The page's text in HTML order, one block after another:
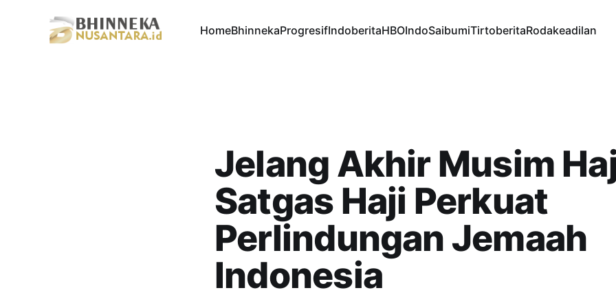
HomeBhinnekaProgresifIndoberitaHBOIndoSaibumiTirtoberitaRodakeadilan
Jelang Akhir Musim
Satgas Haji Perkuat
Perlindungan Jemaah
Indonesia